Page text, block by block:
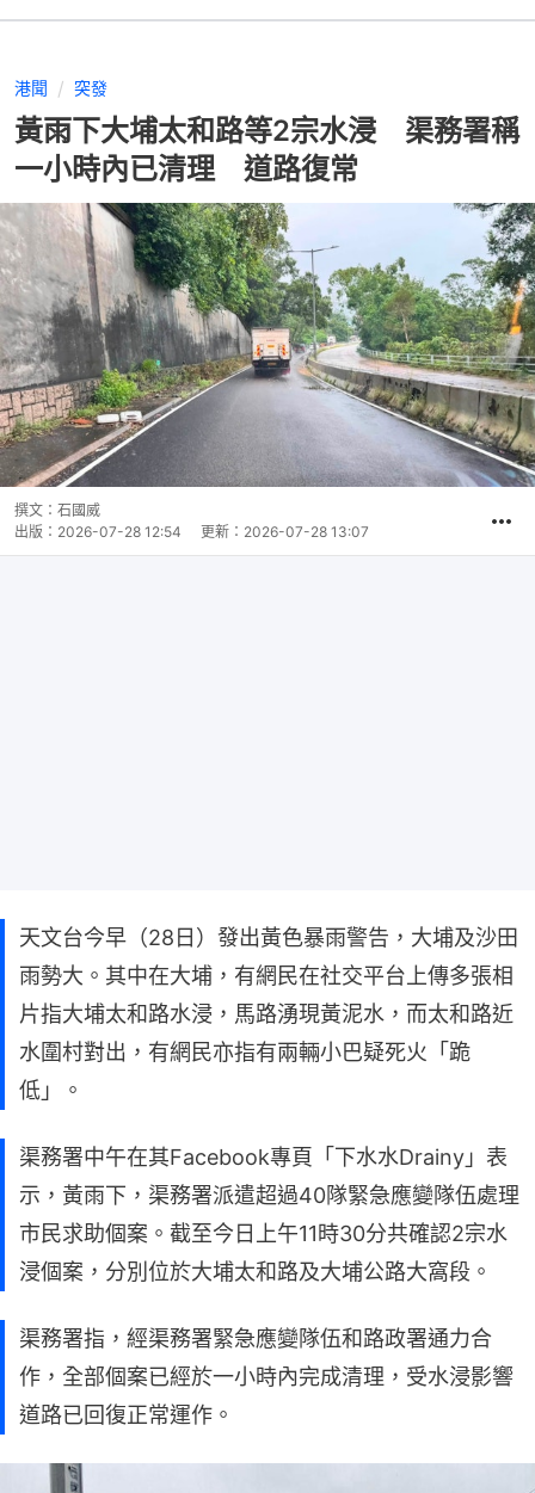
港聞 突發
黃雨下大埔太和路等2宗水浸 渠務署稱
一小時內已清理 道路復常
撰文： 石國威
出版： 2026-07-28 12:54 更新： 2026-07-28 13:07
天文台今早（28日）發出黃色暴雨警告，大埔及沙田
雨勢大。其中在大埔，有網民在社交平台上傳多張相
片指大埔太和路水浸，馬路湧現黃泥水，而太和路近
水圍村對出，有網民亦指有兩輛小巴疑死火「跪
低」。
渠務署中午在其Facebook專頁「下水水Drainy」表
示，黃雨下，渠務署派遣超過40隊緊急應變隊伍處理
市民求助個案。截至今日上午11時30分共確認2宗水
浸個案，分別位於大埔太和路及大埔公路大窩段。
渠務署指，經渠務署緊急應變隊伍和路政署通力合
作，全部個案已經於一小時內完成清理，受水浸影響
道路已回復正常運作。